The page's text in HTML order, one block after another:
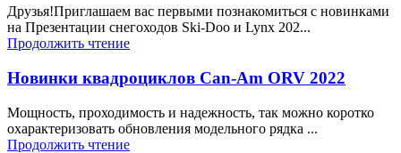
Друзья!Приглашаем вас первыми познакомиться с новинками
на Презентации снегоходов Ski-Doo и Lynx 202...
Продолжить чтение
Новинки квадроциклов Can-Am ORV 2022
Мощность, проходимость и надежность, так можно коротко
охарактеризовать обновления модельного рядка ...
Продолжить чтение